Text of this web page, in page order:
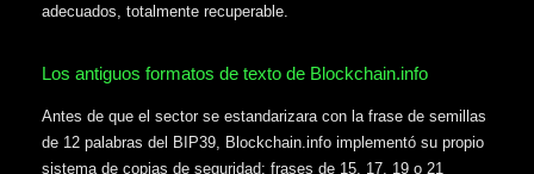
adecuados, totalmente recuperable.
Los antiguos formatos de texto de Blockchain.info
Antes de que el sector se estandarizara con la frase de semillas
de 12 palabras del BIP39, Blockchain.info implementó su propio
sistema de copias de seguridad: frases de 15, 17, 19 o 21